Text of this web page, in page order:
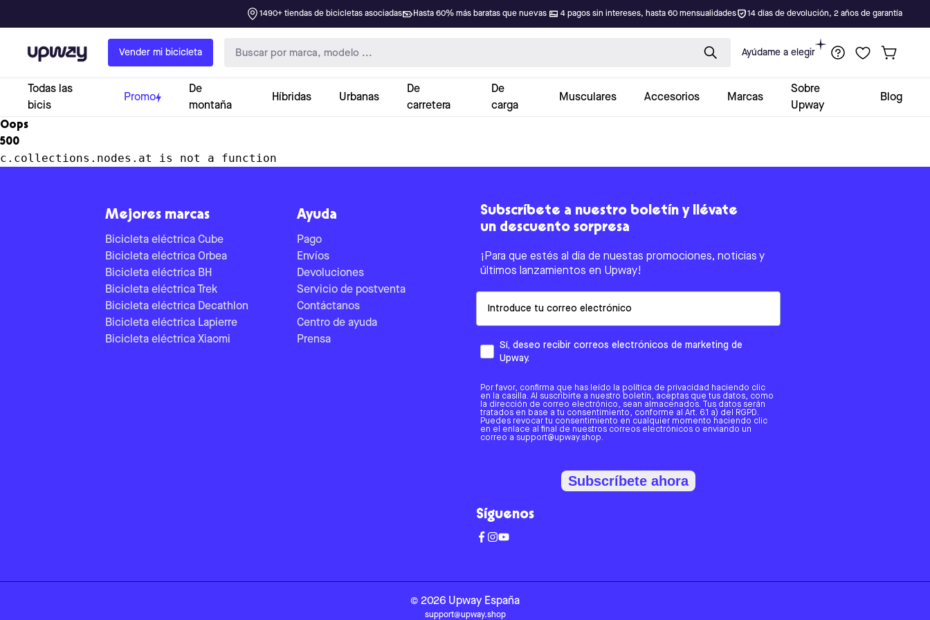
1490+ tiendas de bicicletas asociadas Hasta 60% más baratas que nuevas 4 pagos sin intereses, hasta 60 mensualidades 14 días de devolución, 2 años de garantía
Upway Vender mi bicicleta Ayúdame a elegir
Todas las
bicis
Promo
De
montaña
Híbridas Urbanas
De
carretera
De
carga
Musculares Accesorios Marcas
Sobre
Upway
Blog
Oops
500
c.collections.nodes.at is not a function
Mejores marcas
Bicicleta eléctrica Cube
Bicicleta eléctrica Orbea
Bicicleta eléctrica BH
Bicicleta eléctrica Trek
Bicicleta eléctrica Decathlon
Bicicleta eléctrica Lapierre
Bicicleta eléctrica Xiaomi
Ayuda
Pago
Envíos
Devoluciones
Servicio de postventa
Contáctanos
Centro de ayuda
Prensa
Subscríbete a nuestro boletín y llévate
un descuento sorpresa
¡Para que estés al día de nuestas promociones, noticias y
últimos lanzamientos en Upway!
Sí, deseo recibir correos electrónicos de marketing de
Upway.
Por favor, confirma que has leído la política de privacidad haciendo clic
en la casilla. Al suscribirte a nuestro boletín, aceptas que tus datos, como
la dirección de correo electrónico, sean almacenados. Tus datos serán
tratados en base a tu consentimiento, conforme al Art. 6.1 a) del RGPD.
Puedes revocar tu consentimiento en cualquier momento haciendo clic
en el enlace al final de nuestros correos electrónicos o enviando un
correo a support@upway.shop.
Subscríbete ahora
Síguenos
© 2026 Upway España
support@upway.shop